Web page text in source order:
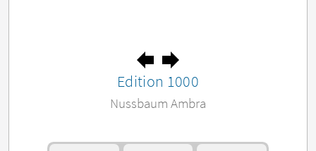
Edition 1000
Nussbaum Ambra